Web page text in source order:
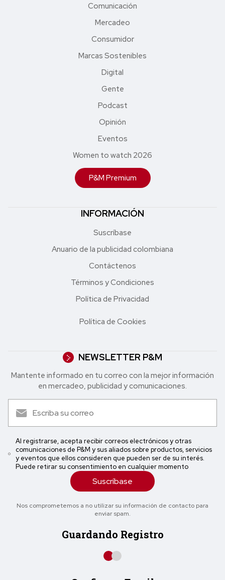
Comunicación
Mercadeo
Consumidor
Marcas Sostenibles
Digital
Gente
Podcast
Opinión
Eventos
Women to watch 2026
P&M Premium
INFORMACIÓN
Suscríbase
Anuario de la publicidad colombiana
Contáctenos
Términos y Condiciones
Política de Privacidad
Política de Cookies
NEWSLETTER P&M
Mantente informado en tu correo con la mejor in formación
en mercadeo, publicidad y comunicaciones.
Al registrarse, acepta recibir correos electrónicos y otras
comunicaciones de P&M y sus aliados sobre productos, servicios
y eventos que ellos consideren que pueden ser de su interés.
Puede retirar su consentimiento en cualquier momento
Suscríbase
Nos comprometemos a no utilizar su información de contacto para
enviar spam.
Guardando Registro